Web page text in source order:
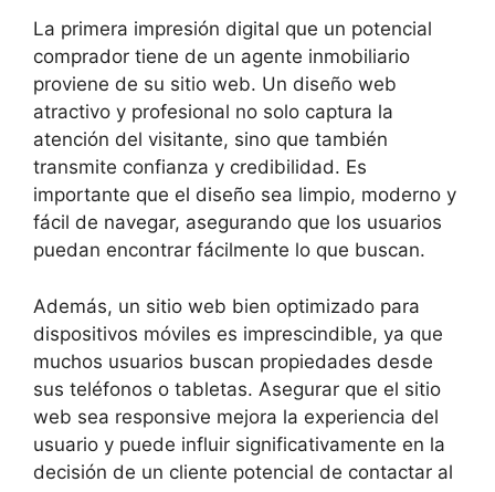
La primera impresión digital que un potencial
comprador tiene de un agente inmobiliario
proviene de su sitio web. Un diseño web
atractivo y profesional no solo captura la
atención del visitante, sino que también
transmite confianza y credibilidad. Es
importante que el diseño sea limpio, moderno y
fácil de navegar, asegurando que los usuarios
puedan encontrar fácilmente lo que buscan.
Además, un sitio web bien optimizado para
dispositivos móviles es imprescindible, ya que
muchos usuarios buscan propiedades desde
sus teléfonos o tabletas. Asegurar que el sitio
web sea responsive mejora la experiencia del
usuario y puede influir significativamente en la
decisión de un cliente potencial de contactar al